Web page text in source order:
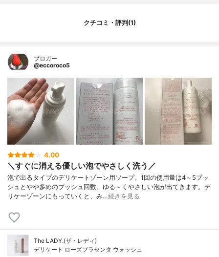
クチコミ・評判(1)
ブロガー
@eccoroco5
4.00
＼すぐに消える優しい泡でやさしく洗う／
泡で出るタイプのデリケートゾーン用ソープ。1回の使用量は4～5プッ
シュとやや多めのプッシュ回数。ゆる～くやさしい泡が出てきます。デ
リケーゾーンにもっていくと、み…続きを見る
The LADY.(ザ・レディ)
デリケート ローズプラセンタ ウォッシュ